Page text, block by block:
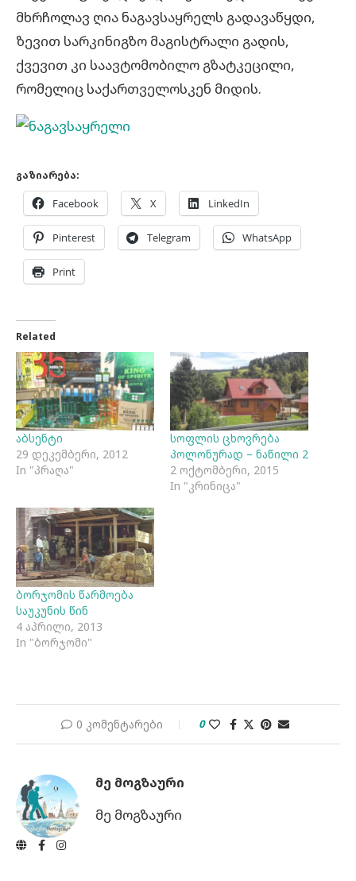
მხრჩოლავ ღია ნაგავსაყრელს გადავაწყდი,
ზევით სარკინიგზო მაგისტრალი გადის,
ქვევით კი საავტომობილო გზატკეცილი,
რომელიც საქართველოსკენ მიდის.
გაზიარება:
Facebook X LinkedIn
Pinterest Telegram WhatsApp
Print
Related
აბსენტი
29 დეკემბერი, 2012
In "პრაღა"
სოფლის ცხოვრება
პოლონურად – ნაწილი 2
2 ოქტომბერი, 2015
In "კრინიცა"
ბორჯომის წარმოება
საუკუნის წინ
4 აპრილი, 2013
In "ბორჯომი"
0 კომენტარები 0
ᲛᲔ ᲛᲝᲒᲖᲐᲣᲠᲘ
მე მოგზაური